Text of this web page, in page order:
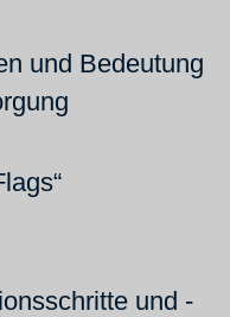
und Bedeutung
und -